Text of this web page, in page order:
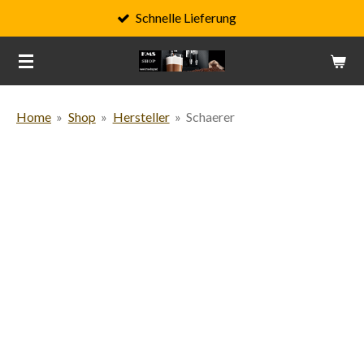
Hauptinhalt
springen
Schnelle Lieferung
Home » Shop » Hersteller » Schaerer